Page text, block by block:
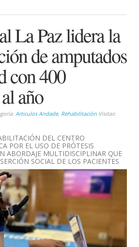
La Paz lidera la
de amputados
con 400
año
Articulos Andade, Rehabilitación Visitas:
DEL CENTRO
POR EL USO DE PRÓTESIS
ABORDAJE MULTIDISCIPLINAR QUE
SOCIAL DE LOS PACIENTES